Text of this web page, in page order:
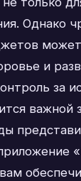
Однако
и
за
важной